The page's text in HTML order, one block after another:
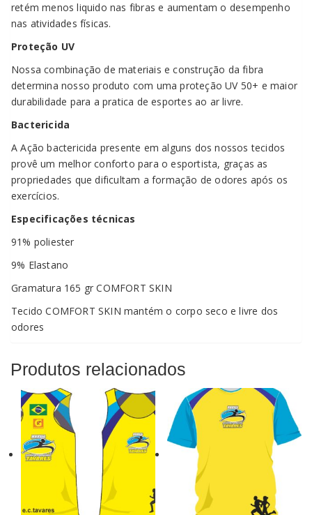
retém menos liquido nas fibras e aumentam o desempenho
nas atividades físicas.
Proteção UV
Nossa combinação de materiais e construção da fibra
determina nosso produto com uma proteção UV 50+ e maior
durabilidade para a pratica de esportes ao ar livre.
Bactericida
A Ação bactericida presente em alguns dos nossos tecidos
provê um melhor conforto para o esportista, graças as
propriedades que dificultam a formação de odores após os
exercícios.
Especificações técnicas
91% poliester
9% Elastano
Gramatura 165 gr COMFORT SKIN
Tecido COMFORT SKIN mantém o corpo seco e livre dos
odores
Produtos relacionados